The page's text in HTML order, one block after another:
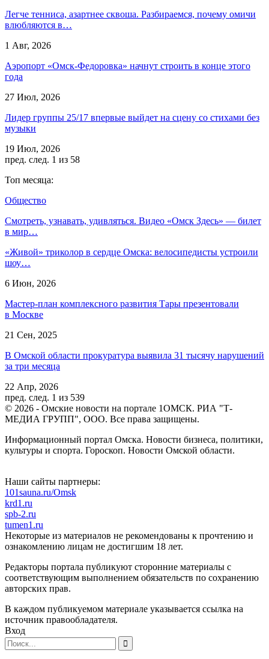
Легче тенниса, азартнее сквоша. Разбираемся, почему омичи
влюбляются в…
1 Авг, 2026
Аэропорт «Омск‑Федоровка» начнут строить в конце этого
года
27 Июл, 2026
Лидер группы 25/17 впервые выйдет на сцену со стихами без
музыки
19 Июл, 2026
пред. след. 1 из 58
Топ месяца:
Общество
Смотреть, узнавать, удивляться. Видео «Омск Здесь» — билет
в мир…
«Живой» триколор в сердце Омска: велосипедисты устроили
шоу…
6 Июн, 2026
Мастер-план комплексного развития Тары презентовали
в Москве
21 Сен, 2025
В Омской области прокуратура выявила 31 тысячу нарушений
за три месяца
22 Апр, 2026
пред. след. 1 из 539
© 2026 - Омские новости на портале 1ОМСК. РИА "Т-
МЕДИА ГРУПП", ООО. Все права защищены.
Информационный портал Омска. Новости бизнеса, политики,
культуры и спорта. Гороскоп. Новости Омской области.
Наши сайты партнеры:
101sauna.ru/Omsk
krd1.ru
spb-2.ru
tumen1.ru
Некоторые из материалов не рекомендованы к прочтению и
ознакомлению лицам не достигшим 18 лет.
Редакторы портала публикуют сторонние материалы с
соответствующим выполнением обязательств по сохранению
авторских прав.
В каждом публикуемом материале указывается ссылка на
источник правообладателя.
Вход